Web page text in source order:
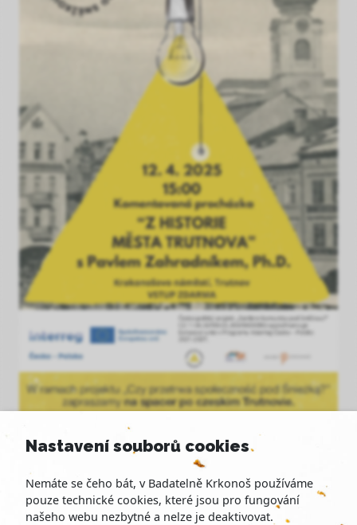
Nastavení souborů cookies
Nemáte se čeho bát, v Badatelně Krkonoš používáme
pouze technické cookies, které jsou pro fungování
našeho webu nezbytné a nelze je deaktivovat.